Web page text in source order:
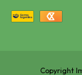
Copyright